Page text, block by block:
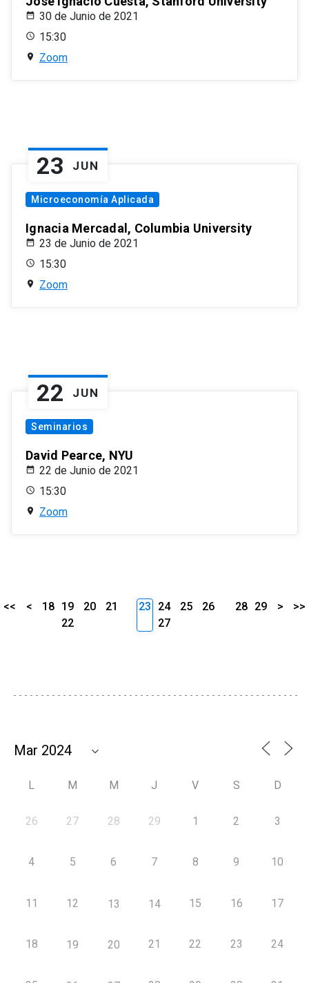
30 de Junio de 2021
15:30
Zoom
23 JUN
Microeconomía Aplicada
Ignacia Mercadal, Columbia University
23 de Junio de 2021
15:30
Zoom
22 JUN
Seminarios
David Pearce, NYU
22 de Junio de 2021
15:30
Zoom
<< < 18 19 20
21
22
23 24 25
26
27
28 29 > >>
L M M J V S D
26 27 28 29 1 2 3
4 5 6 7 8 9 10
11 12 13 14 15 16 17
18 19 20 21 22 23 24